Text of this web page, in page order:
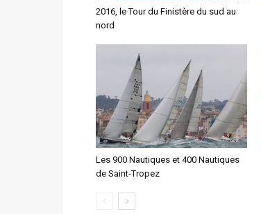
2016, le Tour du Finistère du sud au
nord
Les 900 Nautiques et 400 Nautiques
de Saint-Tropez